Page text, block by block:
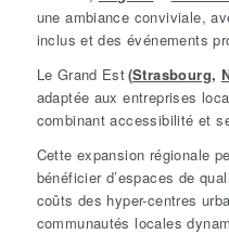
une ambiance conviviale,
inclus et des événements
Le Grand Est(Strasbourg,
adaptée aux entreprises
combinant accessibilité et
Cette expansion régionale
bénéficier d’espaces de
coûts des hyper-centres
communautés locales